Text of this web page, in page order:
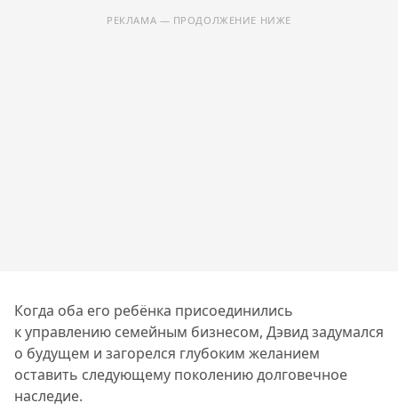
РЕКЛАМА — ПРОДОЛЖЕНИЕ НИЖЕ
Когда оба его ребёнка присоединились
к управлению семейным бизнесом, Дэвид задумался
о будущем и загорелся глубоким желанием
оставить следующему поколению долговечное
наследие.